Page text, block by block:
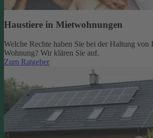
Haustiere in Mietwohnungen
Welche Rechte haben Sie bei der Haltung von
Wohnung? Wir klären Sie auf.
Zum Ratgeber